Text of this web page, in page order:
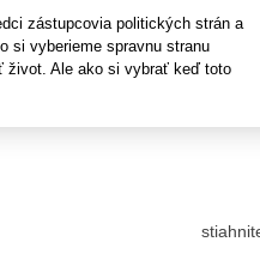
zástupcovia politických strán a
si vyberieme spravnu stranu
život. Ale ako si vybrať keď toto